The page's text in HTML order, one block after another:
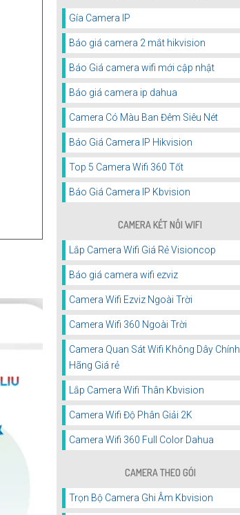
Gía Camera IP
Báo giá camera 2 mắt hikvision
Báo Giá camera wifi mới cập nhật
Báo giá camera ip dahua
Camera Có Màu Ban Đêm Siêu Nét
Báo Giá Camera IP Hikvision
Top 5 Camera Wifi 360 Tốt
Báo Giá Camera IP Kbvision
CAMERA KẾT NỐI WIFI
Lắp Camera Wifi Giá Rẻ Visioncop
Báo giá camera wifi ezviz
Camera Wifi Ezviz Ngoài Trời
Camera Wifi 360 Ngoài Trời
Camera Quan Sát Wifi Không Dây Chính
Hãng Giá rẻ
Lắp Camera Wifi Thân Kbvision
Camera Wifi Độ Phân Giải 2K
Camera Wifi 360 Full Color Dahua
CAMERA THEO GÓI
Trọn Bộ Camera Ghi Âm Kbvision